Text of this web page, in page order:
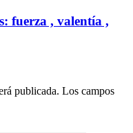
fuerza , valentía ,
publicada. Los campos